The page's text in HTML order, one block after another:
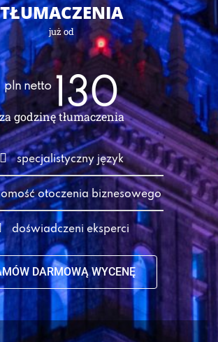
TŁUMACZENIA
już od
pln netto130
godzinę tłumaczenia
specjalistyczny język
otoczenia biznesowego
doświadczeni eksperci
DARMOWĄ WYCENĘ